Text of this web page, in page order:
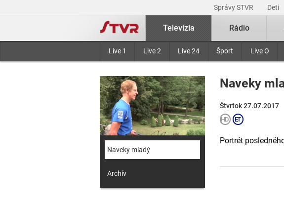
Správy STVR Deti
Televízia
Live 1 Live 2 Live 24 Šport Live O
Rádio
Naveky mladý
Archív
Naveky
Štvrtok 27.07.2017
Portrét